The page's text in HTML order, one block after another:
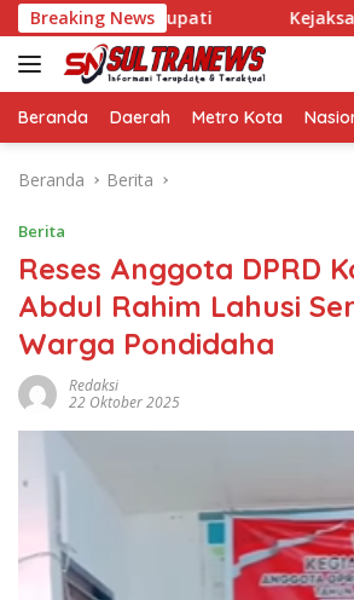
Langsung
ke
konten
Breaking News
Wakil Bupati Kejaksaan
Beranda Daerah Metro Kota
Beranda Berita
Berita
Reses Anggota DPRD
Abdul Rahim Lahusi
Warga Pondidaha
Redaksi
22 Oktober 2025